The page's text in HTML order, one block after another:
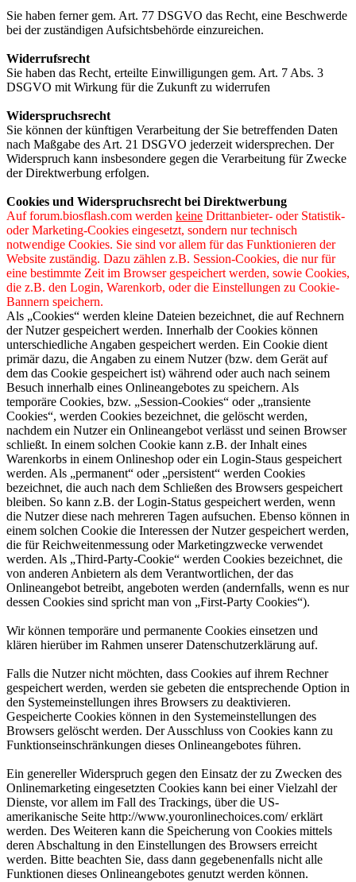
Sie haben ferner gem. Art. 77 DSGVO das Recht, eine Beschwerde
bei der zuständigen Aufsichtsbehörde einzureichen.
Widerrufsrecht
Sie haben das Recht, erteilte Einwilligungen gem. Art. 7 Abs. 3
DSGVO mit Wirkung für die Zukunft zu widerrufen
Widerspruchsrecht
Sie können der künftigen Verarbeitung der Sie betreffenden Daten
nach Maßgabe des Art. 21 DSGVO jederzeit widersprechen. Der
Widerspruch kann insbesondere gegen die Verarbeitung für Zwecke
der Direktwerbung erfolgen.
Cookies und Widerspruchsrecht bei Direktwerbung
Auf forum.biosflash.com werden keine Drittanbieter- oder Statistik-
oder Marketing-Cookies eingesetzt, sondern nur technisch
notwendige Cookies. Sie sind vor allem für das Funktionieren der
Website zuständig. Dazu zählen z.B. Session-Cookies, die nur für
eine bestimmte Zeit im Browser gespeichert werden, sowie Cookies,
die z.B. den Login, Warenkorb, oder die Einstellungen zu Cookie-
Bannern speichern.
Als „Cookies“ werden kleine Dateien bezeichnet, die auf Rechnern
der Nutzer gespeichert werden. Innerhalb der Cookies können
unterschiedliche Angaben gespeichert werden. Ein Cookie dient
primär dazu, die Angaben zu einem Nutzer (bzw. dem Gerät auf
dem das Cookie gespeichert ist) während oder auch nach seinem
Besuch innerhalb eines Onlineangebotes zu speichern. Als
temporäre Cookies, bzw. „Session-Cookies“ oder „transiente
Cookies“, werden Cookies bezeichnet, die gelöscht werden,
nachdem ein Nutzer ein Onlineangebot verlässt und seinen Browser
schließt. In einem solchen Cookie kann z.B. der Inhalt eines
Warenkorbs in einem Onlineshop oder ein Login-Staus gespeichert
werden. Als „permanent“ oder „persistent“ werden Cookies
bezeichnet, die auch nach dem Schließen des Browsers gespeichert
bleiben. So kann z.B. der Login-Status gespeichert werden, wenn
die Nutzer diese nach mehreren Tagen aufsuchen. Ebenso können in
einem solchen Cookie die Interessen der Nutzer gespeichert werden,
die für Reichweitenmessung oder Marketingzwecke verwendet
werden. Als „Third-Party-Cookie“ werden Cookies bezeichnet, die
von anderen Anbietern als dem Verantwortlichen, der das
Onlineangebot betreibt, angeboten werden (andernfalls, wenn es nur
dessen Cookies sind spricht man von „First-Party Cookies“).
Wir können temporäre und permanente Cookies einsetzen und
klären hierüber im Rahmen unserer Datenschutzerklärung auf.
Falls die Nutzer nicht möchten, dass Cookies auf ihrem Rechner
gespeichert werden, werden sie gebeten die entsprechende Option in
den Systemeinstellungen ihres Browsers zu deaktivieren.
Gespeicherte Cookies können in den Systemeinstellungen des
Browsers gelöscht werden. Der Ausschluss von Cookies kann zu
Funktionseinschränkungen dieses Onlineangebotes führen.
Ein genereller Widerspruch gegen den Einsatz der zu Zwecken des
Onlinemarketing eingesetzten Cookies kann bei einer Vielzahl der
Dienste, vor allem im Fall des Trackings, über die US-
amerikanische Seite http://www.youronlinechoices.com/ erklärt
werden. Des Weiteren kann die Speicherung von Cookies mittels
deren Abschaltung in den Einstellungen des Browsers erreicht
werden. Bitte beachten Sie, dass dann gegebenenfalls nicht alle
Funktionen dieses Onlineangebotes genutzt werden können.